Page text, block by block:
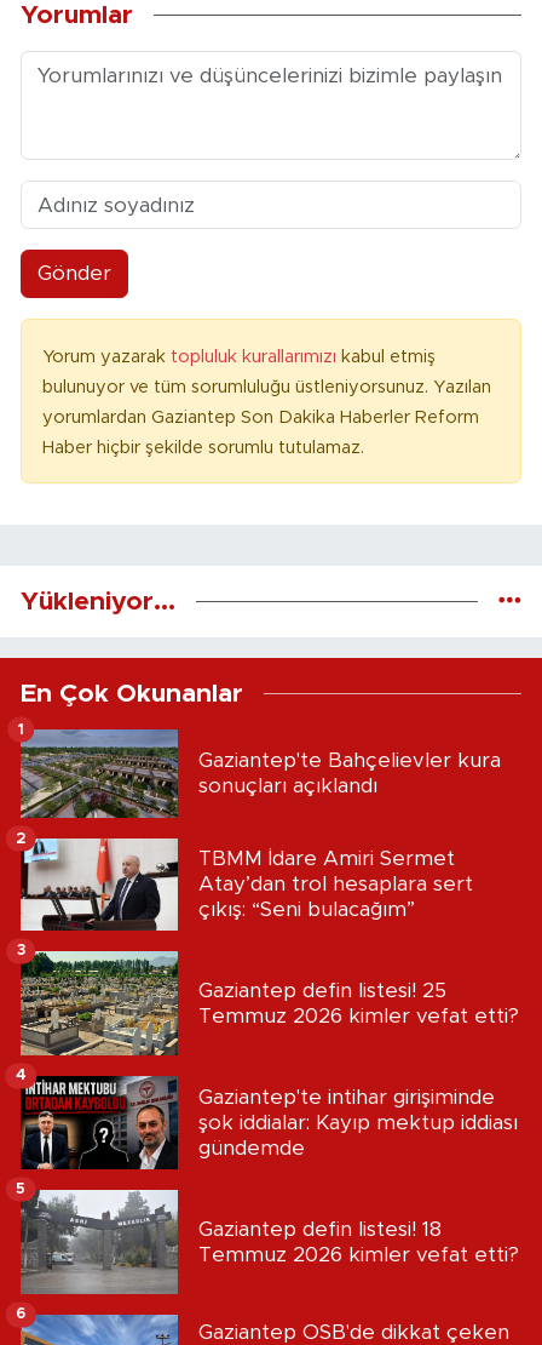
Yorumlar
Gönder
Yorum yazarak topluluk kurallarımızı kabul etmiş
bulunuyor ve tüm sorumluluğu üstleniyorsunuz. Yazılan
yorumlardan Gaziantep Son Dakika Haberler Reform
Haber hiçbir şekilde sorumlu tutulamaz.
Yükleniyor...
En Çok Okunanlar
Gaziantep'te Bahçelievler kura
sonuçları açıklandı
1
TBMM İdare Amiri Sermet
Atay’dan trol hesaplara sert
çıkış: “Seni bulacağım”
2
Gaziantep defin listesi! 25
Temmuz 2026 kimler vefat etti?
3
Gaziantep'te intihar girişiminde
şok iddialar: Kayıp mektup iddiası
gündemde
4
Gaziantep defin listesi! 18
Temmuz 2026 kimler vefat etti?
5
Gaziantep OSB'de dikkat çeken
6